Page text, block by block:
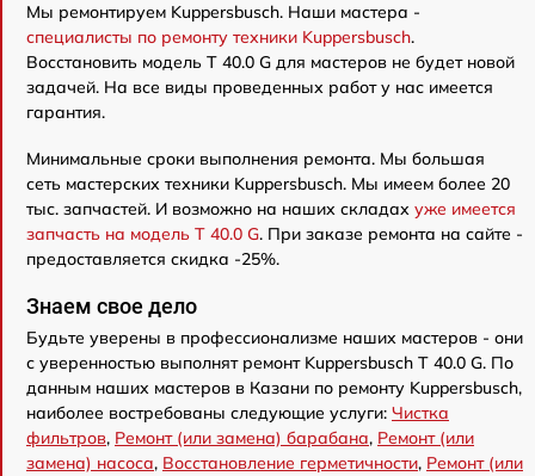
Мы ремонтируем Kuppersbusch. Наши мастера -
специалисты по ремонту техники Kuppersbusch.
Восстановить модель T 40.0 G для мастеров не будет новой
задачей. На все виды проведенных работ у нас имеется
гарантия.
Минимальные сроки выполнения ремонта. Мы большая
сеть мастерских техники Kuppersbusch. Мы имеем более 20
тыс. запчастей. И возможно на наших складах уже имеется
запчасть на модель T 40.0 G. При заказе ремонта на сайте -
предоставляется скидка -25%.
Знаем свое дело
Будьте уверены в профессионализме наших мастеров - они
с уверенностью выполнят ремонт Kuppersbusch T 40.0 G. По
данным наших мастеров в Казани по ремонту Kuppersbusch,
наиболее востребованы следующие услуги: Чистка
фильтров, Ремонт (или замена) барабана, Ремонт (или
замена) насоса, Восстановление герметичности, Ремонт (или